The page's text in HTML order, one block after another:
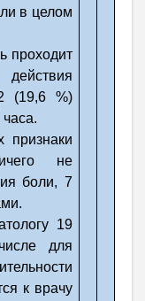
в целом
проходит
(19,6 %)
признаки
не
боли, 7
19
для
к врачу